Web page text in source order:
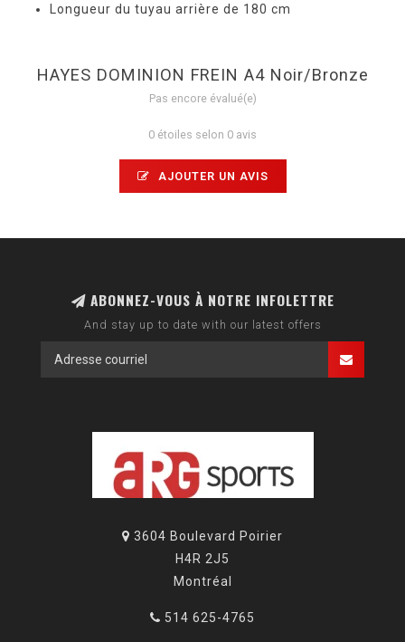
Longueur du tuyau arrière de 180 cm
HAYES DOMINION FREIN A4 Noir/Bronze
Pas encore évalué(e)
0 étoiles selon 0 avis
AJOUTER UN AVIS
ABONNEZ-VOUS À NOTRE INFOLETTRE
And stay up to date with our latest offers
3604 Boulevard Poirier
H4R 2J5
Montréal
514 625-4765